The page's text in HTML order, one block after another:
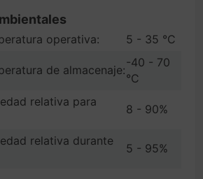
operativa: 5 - 35 °C
de almacenaje:
-40 - 70
°C
relativa para
8 - 90%
relativa durante
5 - 95%